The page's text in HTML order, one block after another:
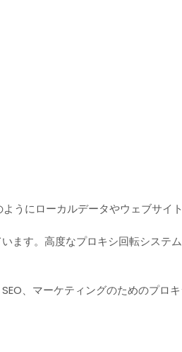
にローカルデータやウェブサイ
す。高度なプロキシ回転システ
、マーケティングのためのプロ